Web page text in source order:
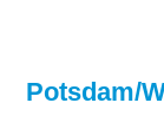
Potsdam/